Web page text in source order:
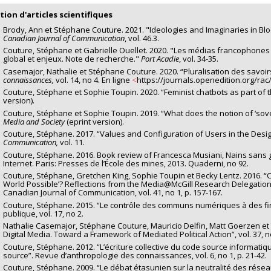
d'articles scientifiques
Brody, Ann et Stéphane Couture. 2021. "Ideologies and Imaginaries in
Canadian Journal of Communication, vol. 46.3.
Couture, Stéphane et Gabrielle Ouellet. 2020. "Les médias
global et enjeux. Note de recherche." Port Acadie, vol. 34-35.
Casemajor, Nathalie et Stéphane Couture. 2020. “Pluralisation des
connaissances, vol. 14, no 4. En ligne <https://journals.openedition.org/rac/
Couture, Stéphane et Sophie Toupin. 2020. “Feminist chatbots as part of
version).
Couture, Stéphane et Sophie Toupin. 2019. “What does the notion of
Media and Society(eprint version).
Couture, Stéphane. 2017. “Values and Configuration of Users in the
Communication, vol. 11.
Couture, Stéphane. 2016. Book review of Francesca Musiani, Nains
Internet. Paris: Presses de l’École des mines, 2013. Quaderni, no 92.
Couture, Stéphane, Gretchen King, Sophie Toupin et Becky Lentz. 2016.
World Possible’? Reflections from the Media@McGill Research
Canadian Journal of Communication, vol. 41, no 1, p. 157-167.
Couture, Stéphane. 2015. “Le contrôle des communs numériques à des
publique, vol. 17, no 2.
Nathalie Casemajor, Stéphane Couture, Mauricio Delfin, Matt Goerzen
Digital Media. Toward a Framework of Mediated Political Action”, vol. 37,
Couture, Stéphane. 2012. “L’écriture collective du code source
source”. Revue d’anthropologie des connaissances, vol. 6, no 1, p. 21-42.
Couture, Stéphane. 2009. “Le débat étasunien sur la neutralité des